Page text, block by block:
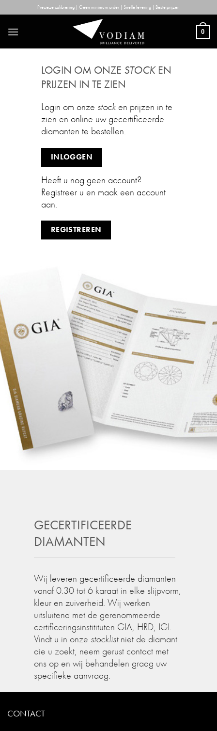
to
content
Precieze calibrering | Geen minimum order | Snelle levering | Beste prijzen
0
LOGIN OM ONZE STOCKEN
PRIJZEN IN TE ZIEN
Login om onze stock en prijzen in te
zien en online uw gecertificeerde
diamanten te bestellen.
INLOGGEN
Heeft u nog geen account?
Registreer u en maak een account
aan.
REGISTREREN
GECERTIFICEERDE
DIAMANTEN
Wij leveren gecertificeerde diamanten
vanaf 0.30 tot 6 karaat in elke slijpvorm,
kleur en zuiverheid. Wij werken
uitsluitend met de gerenommeerde
certificeringsinstitituten GIA, HRD, IGI.
Vindt u in onze stocklistniet de diamant
die u zoekt, neem gerust contact met
ons op en wij behandelen graag uw
specifieke aanvraag.
CONTACT